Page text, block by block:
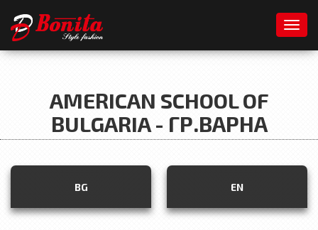
AMERICAN SCHOOL OF
BULGARIA - ГР.ВАРНА
BG EN